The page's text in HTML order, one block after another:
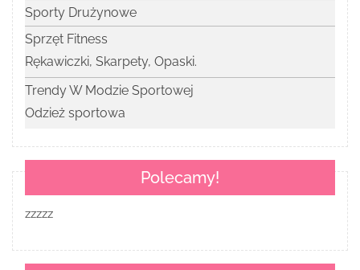
Sporty Drużynowe
Sprzęt Fitness
Rękawiczki, Skarpety, Opaski.
Trendy W Modzie Sportowej
Odzież sportowa
Polecamy!
zzzzz